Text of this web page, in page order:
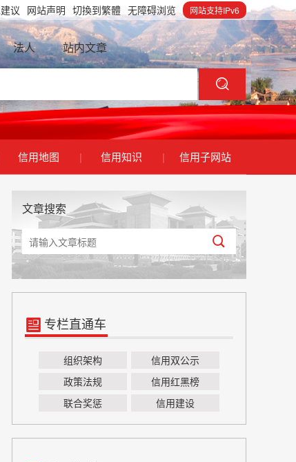
网站支持IPv6
无障碍浏览
切換到繁體
网站声明
议
法人 站内文章
信用地图 | 信用知识 | 信用子网站
文章搜索
专栏直通车
组织架构
信用双公示
政策法规
信用红黑榜
联合奖惩
信用建设